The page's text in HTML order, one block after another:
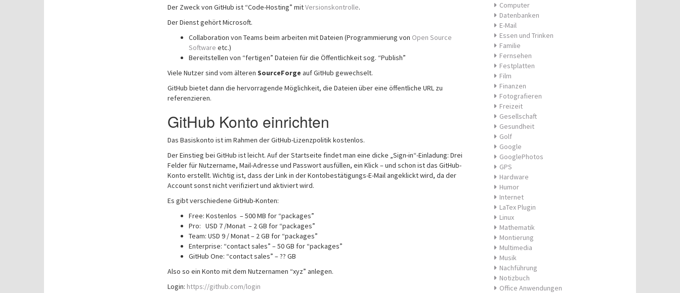
Der Zweck von GitHub ist “Code-Hosting” mitVersionskontrolle.
Der Dienst gehört Microsoft.
Collaboration von Teams beim arbeiten mit Dateien (Programmierung von Open Source
Software etc.)
Bereitstellen von “fertigen” Dateien für die Öffentlichkeit sog. “Publish”
Viele Nutzer sind vom älteren SourceForge auf GitHub gewechselt.
GitHub bietet dann die hervorragende Möglichkeit, die Dateien über eine öffentliche URL zu
referenzieren.
GitHub Konto einrichten
Das Basiskonto ist im Rahmen der GitHub-Lizenzpolitik kostenlos.
Der Einstieg bei GitHub ist leicht. Auf der Startseite findet man eine dicke „Sign-in“-Einladung: Drei
Felder für Nutzername, Mail-Adresse und Passwort ausfüllen, ein Klick – und schon ist das GitHub-
Konto erstellt. Wichtig ist, dass der Link in der Kontobestätigungs-E-Mail angeklickt wird, da der
Account sonst nicht verifiziert und aktiviert wird.
Es gibt verschiedene GitHub-Konten:
Free: Kostenlos – 500 MB for “packages”
Pro: USD 7 /Monat – 2 GB for “packages”
Team: USD 9 / Monat – 2 GB for “packages”
Enterprise: “contact sales” – 50 GB for “packages”
GitHub One: “contact sales” – ?? GB
Also so ein Konto mit dem Nutzernamen “xyz” anlegen.
Login: https://github.com/login
Computer
Datenbanken
E-Mail
Essen und Trinken
Familie
Fernsehen
Festplatten
Film
Finanzen
Fotografieren
Freizeit
Gesellschaft
Gesundheit
Golf
Google
GooglePhotos
GPS
Hardware
Humor
Internet
LaTex Plugin
Linux
Mathematik
Montierung
Multimedia
Musik
Nachführung
Notizbuch
Office Anwendungen